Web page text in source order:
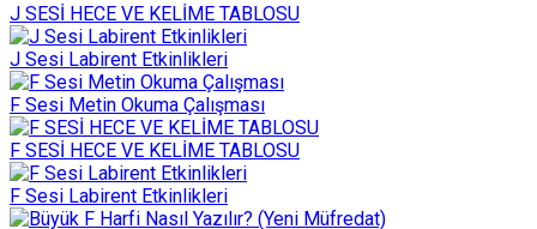
J SESİ HECE VE KELİME TABLOSU
J Sesi Labirent Etkinlikleri
F Sesi Metin Okuma Çalışması
F SESİ HECE VE KELİME TABLOSU
F Sesi Labirent Etkinlikleri